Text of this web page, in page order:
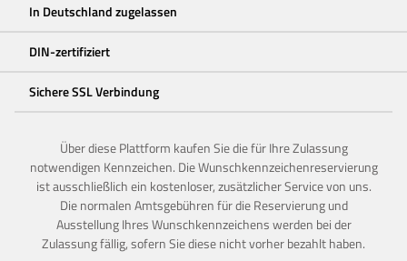
In Deutschland zugelassen
DIN-zertifiziert
Sichere SSL Verbindung
Über diese Plattform kaufen Sie die für Ihre Zulassung
notwendigen Kennzeichen. Die Wunschkennzeichenreservierung
ist ausschließlich ein kostenloser, zusätzlicher Service von uns.
Die normalen Amtsgebühren für die Reservierung und
Ausstellung Ihres Wunschkennzeichens werden bei der
Zulassung fällig, sofern Sie diese nicht vorher bezahlt haben.